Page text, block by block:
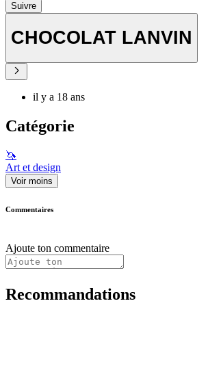
Suivre
CHOCOLAT LANVIN
il y a 18 ans
Catégorie
🦄
Art et design
Voir moins
Commentaires
Ajoute ton commentaire
Recommandations